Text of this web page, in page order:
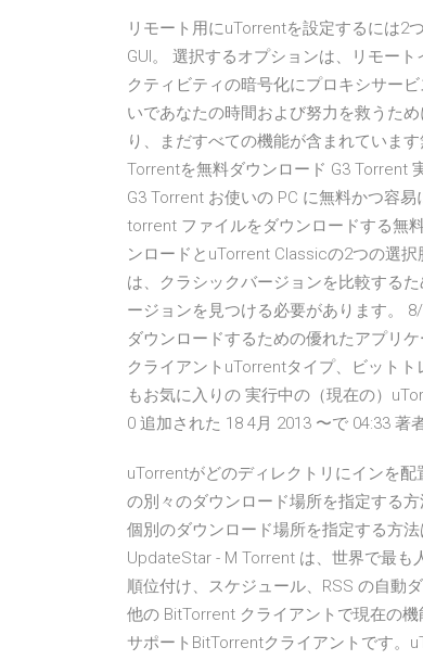
リモート用にuTorrentを設定するには2
GUI。 選択するオプションは、リモー
クティビティの暗号化にプロキシサー
いであなたの時間および努力を救うた
り、まだすべての機能が含まれていま
Torrentを無料ダウンロード G3 Torrent
G3 Torrent お使いの PC に無料かつ容
torrent ファイルをダウンロードする無
ンロードとuTorrent Classicの2つの選
は、クラシックバージョンを比較する
ージョンを見つける必要があります。
ダウンロードするための優れたアプリ
クライアントuTorrentタイプ、ビット
もお気に入りの 実行中の（現在の）
0 追加された 18 4月 2013 〜で 04:33 著
uTorrentがどのディレクトリにインを
の別々のダウンロード場所を指定する
個別のダウンロード場所を指定する方
UpdateStar - Μ Torrent は、世界で最も
順位付け、スケジュール、RSS の自動
他の BitTorrent クライアントで現在の
サポートBitTorrentクライアントです。